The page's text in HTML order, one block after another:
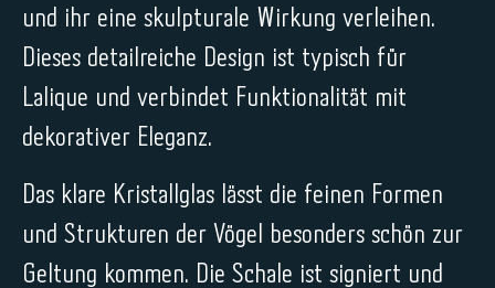
und ihr eine skulpturale Wirkung verleihen.
Dieses detailreiche Design ist typisch für
Lalique und verbindet Funktionalität mit
dekorativer Eleganz.
Das klare Kristallglas lässt die feinen Formen
und Strukturen der Vögel besonders schön zur
Geltung kommen. Die Schale ist signiert und